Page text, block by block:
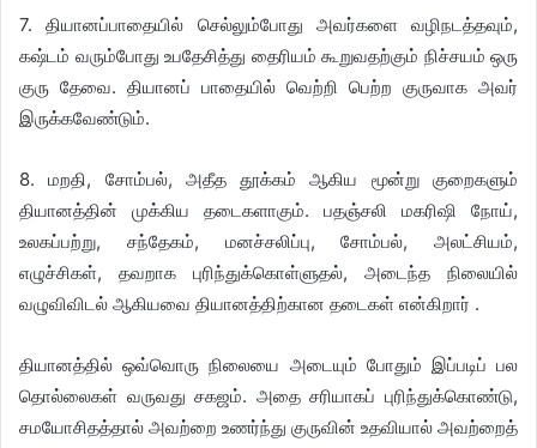
7. தியானப்பாதையில் செல்லும்போது அவர்களை வழிநடத்தவும்,
கஷ்டம் வரும்போது உபதேசித்து தைரியம் கூறுவதற்கும் நிச்சயம் ஒரு
குரு தேவை. தியானப் பாதையில் வெற்றி பெற்ற குருவாக அவர்
இருக்கவேண்டும்.
8. மறதி, சோம்பல், அதீத தூக்கம் ஆகிய மூன்று குறைகளும்
தியானத்தின் முக்கிய தடைகளாகும். பதஞ்சலி மகரிஷி நோய்,
உலகப்பற்று, சந்தேகம், மனச்சலிப்பு, சோம்பல், அலட்சியம்,
எழுச்சிகள், தவறாக புரிந்துக்கொள்ளுதல், அடைந்த நிலையில்
வழுவிவிடல் ஆகியவை தியானத்திற்கான தடைகள் என்கிறார் .
தியானத்தில் ஒவ்வொரு நிலையை அடையும் போதும் இப்படிப் பல
தொல்லைகள் வருவது சகஜம். அதை சரியாகப் புரிந்துக்கொண்டு,
சமயோசிதத்தால் அவற்றை உணர்ந்து குருவின் உதவியால் அவற்றைத்